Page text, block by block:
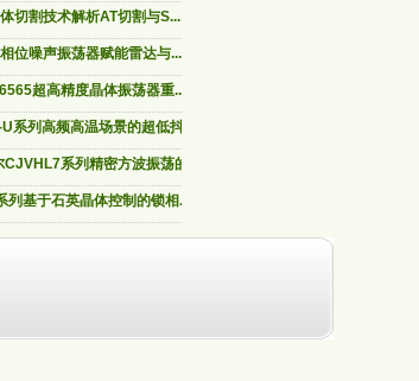
切割技术解析AT切割与S...
位噪声振荡器赋能雷达与...
超高精度晶体振荡器重...
系列高频高温场景的超低抖...
系列精密方波振荡的...
基于石英晶体控制的锁相...